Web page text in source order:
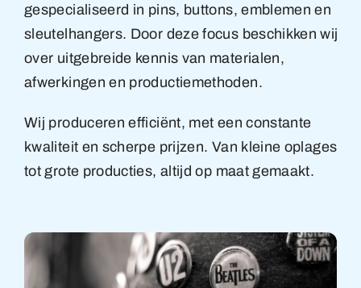
gespecialiseerd in pins, buttons, emblemen en
sleutelhangers. Door deze focus beschikken wij
over uitgebreide kennis van materialen,
afwerkingen en productiemethoden.
Wij produceren efficiënt, met een constante
kwaliteit en scherpe prijzen. Van kleine oplages
tot grote producties, altijd op maat gemaakt.